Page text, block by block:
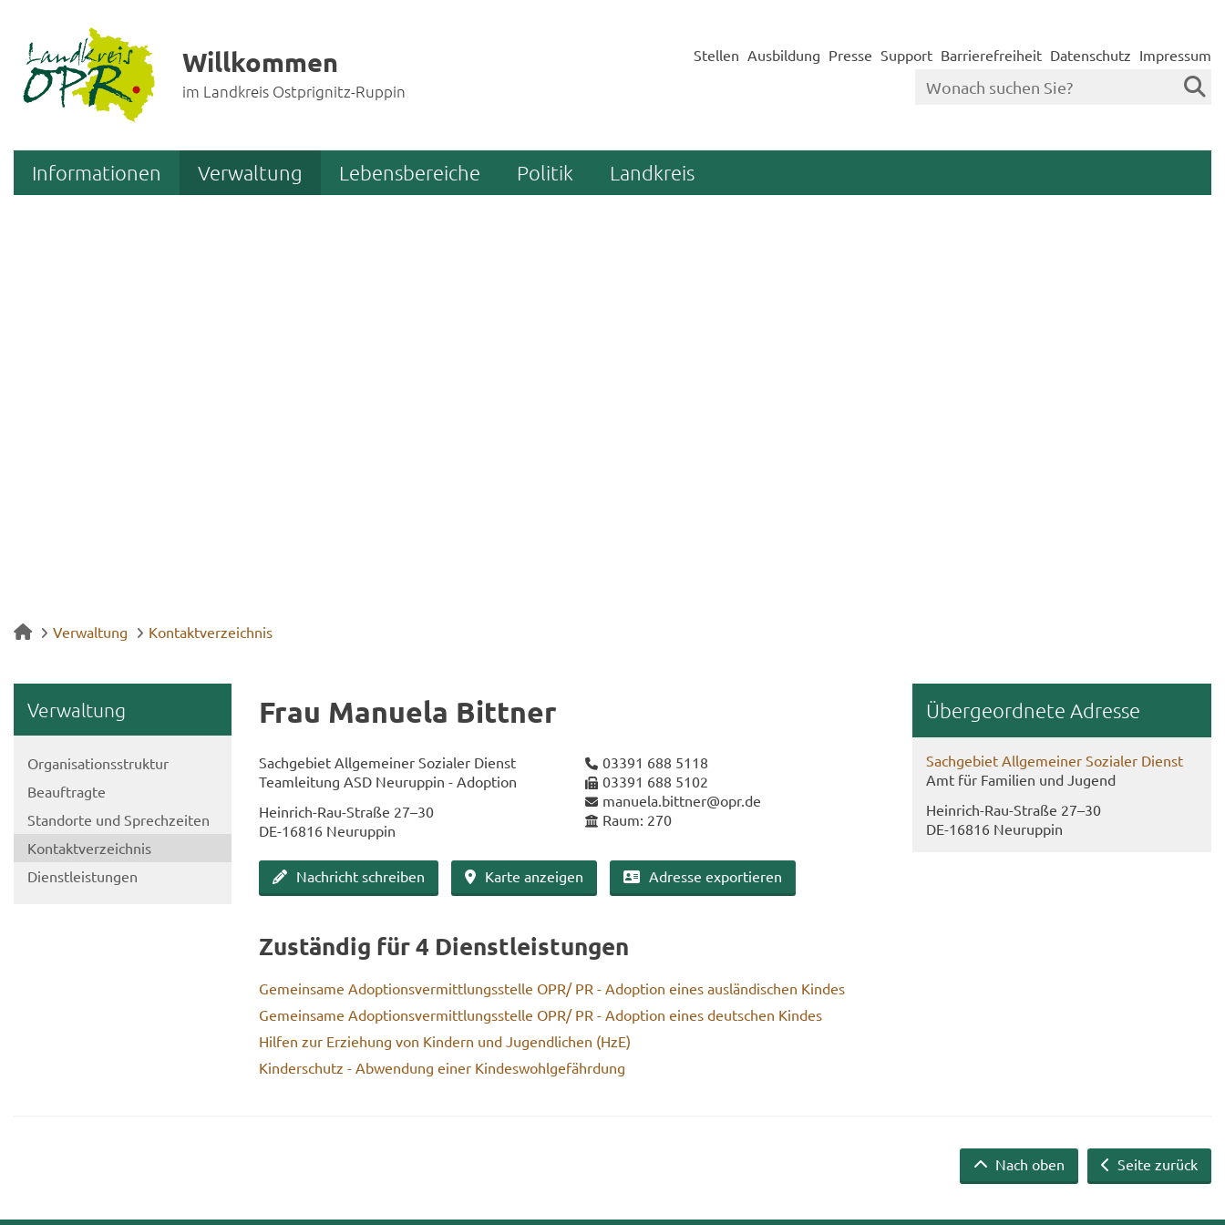
Willkommen
im Landkreis Ostprignitz-Ruppin
Stellen Ausbildung Presse Support Barrierefreiheit Datenschutz Impressum
Informationen Verwaltung Lebensbereiche Politik Landkreis
Verwaltung Kontaktverzeichnis
Ver­wal­tung
Or­ga­ni­sa­ti­ons­struk­tur
Be­auf­trag­te
Stand­or­te und Sprech­zei­ten
Kon­takt­ver­zeich­nis
Dienst­leis­tun­gen
Frau Ma­nue­la Bitt­ner
Sach­ge­biet All­ge­mei­ner So­zia­ler Dienst
Team­lei­tung ASD Neu­rup­pin - Ad­op­ti­on
Heinrich-​Rau-Straße 27–30
DE-​16816 Neu­rup­pin
03391 688 5118
03391 688 5102
ma­nue­la.bitt­ner@opr.de
Raum: 270
Nach­richt schrei­ben Karte an­zei­gen Adres­se ex­por­tie­ren
Zu­stän­dig für 4 Dienst­leis­tun­gen
Ge­mein­sa­me Ad­op­ti­ons­ver­mitt­lungs­stel­le OPR/ PR - Ad­op­ti­on eines aus­län­di­schen Kin­des
Ge­mein­sa­me Ad­op­ti­ons­ver­mitt­lungs­stel­le OPR/ PR - Ad­op­ti­on eines deut­schen Kin­des
Hil­fen zur Er­zie­hung von Kin­dern und Ju­gend­li­chen (HzE)
Kin­der­schutz - Ab­wen­dung einer Kin­des­wohl­ge­fähr­dung
Über­ge­ord­ne­te Adres­se
Sach­ge­biet All­ge­mei­ner So­zia­ler Dienst
Amt für Fa­mi­li­en und Ju­gend
Heinrich-​Rau-Straße 27–30
DE-​16816 Neu­rup­pin
Seite zurück
Nach oben